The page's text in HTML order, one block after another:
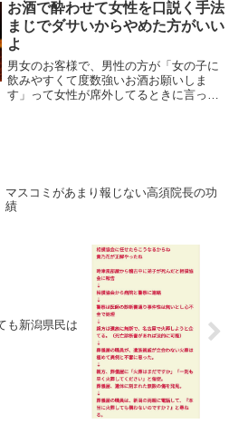
お酒で酔わせて女性を口説く手法
まじでダサいからやめた方がいい
よ
男女のお客様で、男性の方が「女の子に
飲みやすくて度数強いお酒お願いしま
す」って女性が席外してるときに言って
マスコミがあまり報じない高須院長の功
績
も新潟県民は